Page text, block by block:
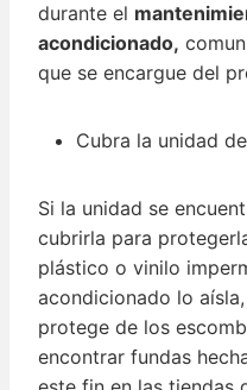
durante el
acondicionado,
que se encargue del
Cubra la unidad
Si la unidad se
cubrirla para
plástico o vinilo
acondicionado lo
protege de los
encontrar fundas